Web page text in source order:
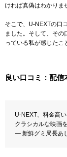
ければ真偽はわかりま
そこで、U-NEXTの口
ました。そして、そ
っている私が感じたこ
良い口コミ：配信
U-NEXT、料金高
クラシカルな映画
— 新鮮グミ局長あ